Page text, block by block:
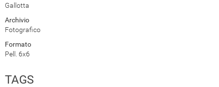
Gallotta
Archivio
Fotografico
Formato
Pell. 6x6
TAGS